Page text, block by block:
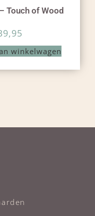
Touch of Wood
winkelwagen